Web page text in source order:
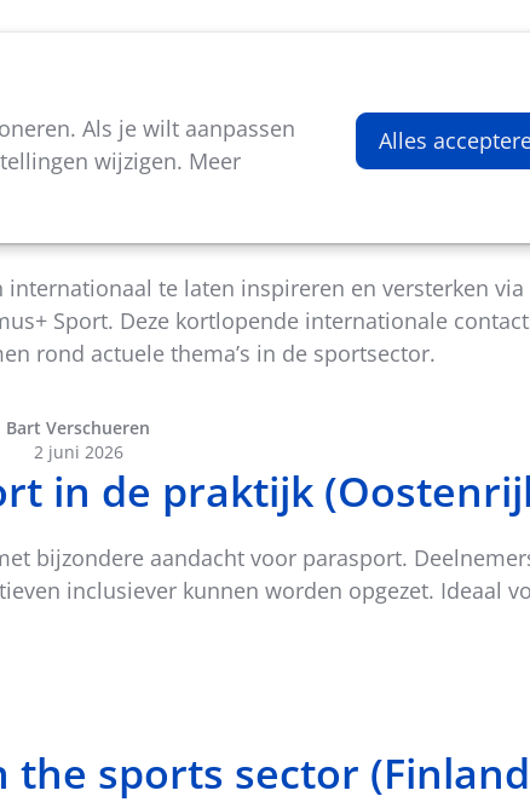
Als je wilt aanpassen
wijzigen. Meer
Alles
en vrijwilligers in de sportsector: twee Erasmus+
te laten inspireren en versterken
Sport. Deze kortlopende internationale
rond actuele thema’s in de sportsector.
Bart Verschueren
2 juni 2026
in de praktijk
bijzondere aandacht voor parasport.
inclusiever kunnen worden opgezet. Ideaal
sports sector